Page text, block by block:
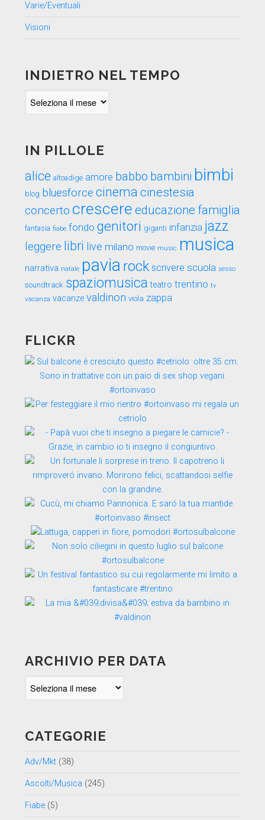
Varie/Eventuali
Visioni
INDIETRO NEL TEMPO
IN PILLOLE
alice altoadige amore babbo bambini bimbi
blog bluesforce cinema cinestesia
concerto crescere educazione famiglia
fantasia fiabe fondo genitori giganti infanzia jazz
leggere libri live milano movie music musica
narrativa natale pavia rock scrivere scuola sesso
soundtrack spaziomusica teatro trentino tv
vacanza vacanze valdinon viola zappa
FLICKR
ARCHIVIO PER DATA
CATEGORIE
Adv/Mkt(38)
Ascolti/Musica (245)
Fiabe(5)